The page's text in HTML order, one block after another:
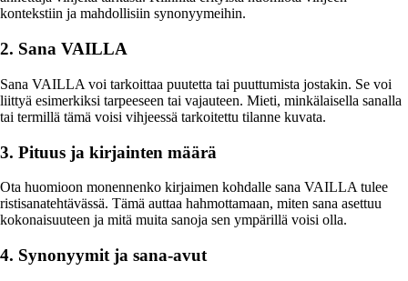
kontekstiin ja mahdollisiin synonyymeihin.
2. Sana VAILLA
Sana VAILLA voi tarkoittaa puutetta tai puuttumista jostakin. Se voi
liittyä esimerkiksi tarpeeseen tai vajauteen. Mieti, minkälaisella sanalla
tai termillä tämä voisi vihjeessä tarkoitettu tilanne kuvata.
3. Pituus ja kirjainten määrä
Ota huomioon monennenko kirjaimen kohdalle sana VAILLA tulee
ristisanatehtävässä. Tämä auttaa hahmottamaan, miten sana asettuu
kokonaisuuteen ja mitä muita sanoja sen ympärillä voisi olla.
4. Synonyymit ja sana-avut